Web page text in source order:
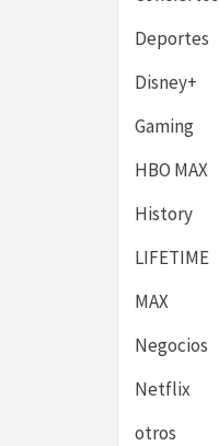
Deportes
Disney+
Gaming
HBO MAX
History
LIFETIME
MAX
Negocios
Netflix
otros